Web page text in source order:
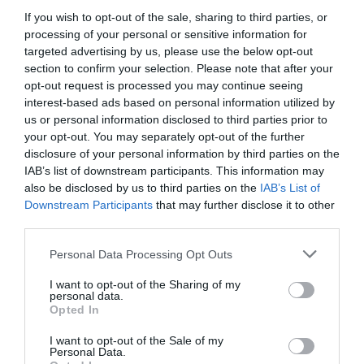
If you wish to opt-out of the sale, sharing to third parties, or
processing of your personal or sensitive information for
targeted advertising by us, please use the below opt-out
section to confirm your selection. Please note that after your
opt-out request is processed you may continue seeing
interest-based ads based on personal information utilized by
us or personal information disclosed to third parties prior to
your opt-out. You may separately opt-out of the further
disclosure of your personal information by third parties on the
IAB’s list of downstream participants. This information may
also be disclosed by us to third parties on the IAB’s List of
Downstream Participants that may further disclose it to other
Personal Data Processing Opt Outs
I want to opt-out of the Sharing of my
personal data.
Opted In
I want to opt-out of the Sale of my
Personal Data.
Elektronų sukiniai tiriami neutronų pagalba
„Paskendusio NSO“ nuotraukos
ekspertų neįtikino
Marso paviršiuje aptiktas
taisyklingos formos objektas
Pasirodė pirmosios nesenai
atrastos beždžionių rūšies
nuotraukos
Astronomai rado kosmoso
klimato kaitos įrodymų
Širdies paralyžiaus priežastis -
diabetas
receptoriai